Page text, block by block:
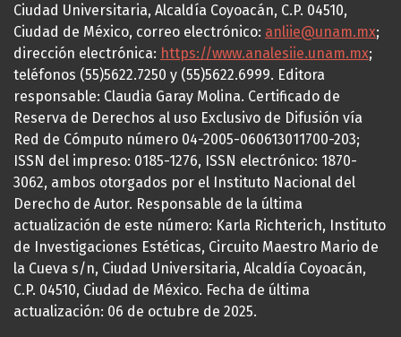
Ciudad Universitaria, Alcaldía Coyoacán, C.P. 04510,
Ciudad de México, correo electrónico: anliie@unam.mx;
dirección electrónica: https://www.analesiie.unam.mx;
teléfonos (55)5622.7250 y (55)5622.6999. Editora
responsable: Claudia Garay Molina. Certificado de
Reserva de Derechos al uso Exclusivo de Difusión vía
Red de Cómputo número 04-2005-060613011700-203;
ISSN del impreso: 0185-1276, ISSN electrónico: 1870-
3062, ambos otorgados por el Instituto Nacional del
Derecho de Autor. Responsable de la última
actualización de este número: Karla Richterich, Instituto
de Investigaciones Estéticas, Circuito Maestro Mario de
la Cueva s/n, Ciudad Universitaria, Alcaldía Coyoacán,
C.P. 04510, Ciudad de México. Fecha de última
actualización: 06 de octubre de 2025.